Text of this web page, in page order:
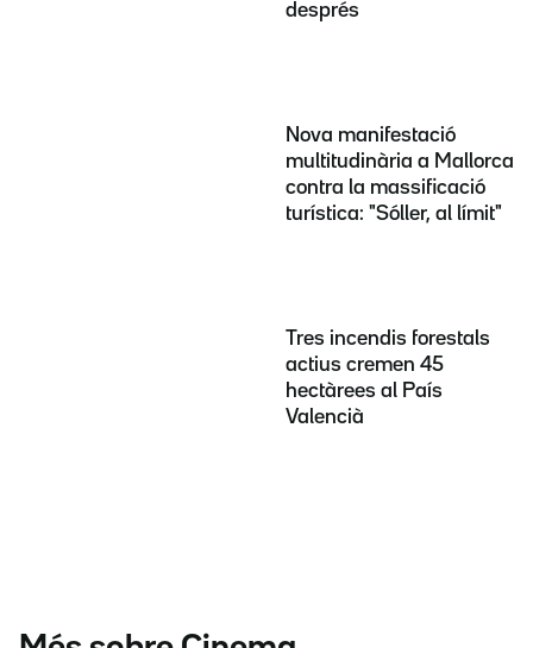
després
Nova manifestació
multitudinària a Mallorca
contra la massificació
turística: "Sóller, al límit"
Tres incendis forestals
actius cremen 45
hectàrees al País
Valencià